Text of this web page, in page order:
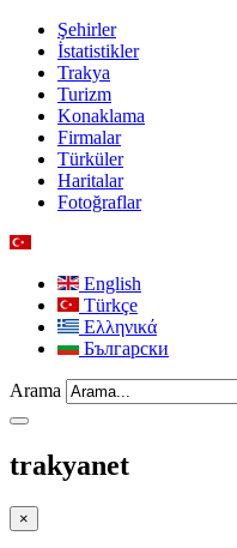
Şehirler
İstatistikler
Trakya
Turizm
Konaklama
Firmalar
Türküler
Haritalar
Fotoğraflar
English
Türkçe
Ελληνικά
Български
Arama
trakyanet
×